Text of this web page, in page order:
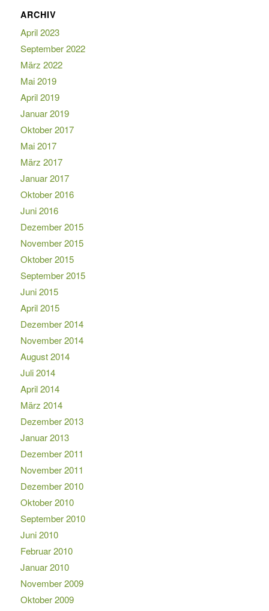
ARCHIV
April 2023
September 2022
März 2022
Mai 2019
April 2019
Januar 2019
Oktober 2017
Mai 2017
März 2017
Januar 2017
Oktober 2016
Juni 2016
Dezember 2015
November 2015
Oktober 2015
September 2015
Juni 2015
April 2015
Dezember 2014
November 2014
August 2014
Juli 2014
April 2014
März 2014
Dezember 2013
Januar 2013
Dezember 2011
November 2011
Dezember 2010
Oktober 2010
September 2010
Juni 2010
Februar 2010
Januar 2010
November 2009
Oktober 2009